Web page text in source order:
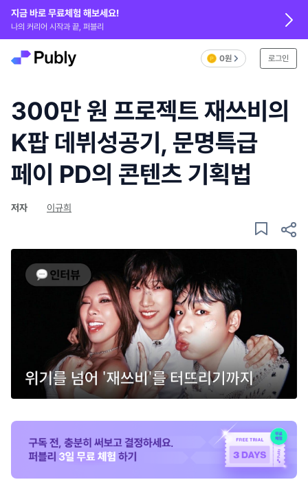
지금 바로 무료체험 해보세요!
나의 커리어 시작과 끝, 퍼블리
0원 로그인
300만 원 프로젝트 재쓰비의
K팝 데뷔성공기, 문명특급
페이 PD의 콘텐츠 기획법
저자 이규희